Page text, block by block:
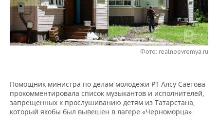
НЕФТЕХИМИЯ
НЕФТЬ
ОПК
РОЗНИЧНАЯ ТОРГОВЛЯ
ТРАНСПОРТ
НОВОСТИ ТЕХНОЛОГИЙ
IT
ТЕЛЕКОММУНИКАЦИИ
МЕРОПРИЯТИЯ
НОВОСТИ МЕРОПРИЯТИЙ
БИЗНЕС-БРАНЧИ
ONLINE-КОНФЕРЕНЦИИ
СПОРТ
ФУТБОЛ
ХОККЕЙ
НОВОСТИ ОБЩЕСТВА
ВЛАСТЬ
ФОТОГАЛЕРЕЯ
СЮЖЕТЫ
Фото: realnoevremya.ru
Помощник министра по делам молодежи РТ Алсу Саетова
прокомментировала список музыкантов и исполнителей,
запрещенных к прослушиванию детям из Татарстана,
который якобы был вывешен в лагере «Черноморца».